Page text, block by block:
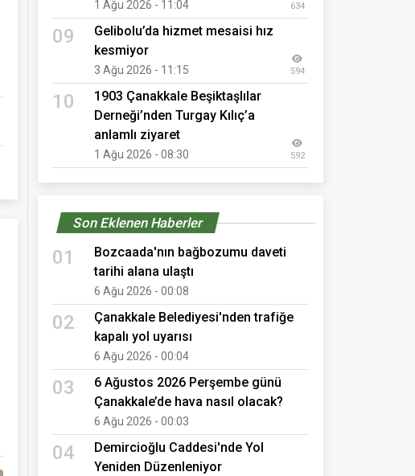
1 Ağu 2026 - 11:04 634
09
Gelibolu’da hizmet mesaisi hız
kesmiyor
3 Ağu 2026 - 11:15 594
10
1903 Çanakkale Beşiktaşlılar
Derneği’nden Turgay Kılıç’a
anlamlı ziyaret
1 Ağu 2026 - 08:30 592
Son Eklenen Haberler
01
Bozcaada'nın bağbozumu daveti
tarihi alana ulaştı
6 Ağu 2026 - 00:08
02
Çanakkale Belediyesi'nden trafiğe
kapalı yol uyarısı
6 Ağu 2026 - 00:04
03
6 Ağustos 2026 Perşembe günü
Çanakkale’de hava nasıl olacak?
6 Ağu 2026 - 00:03
04
Demircioğlu Caddesi'nde Yol
Yeniden Düzenleniyor